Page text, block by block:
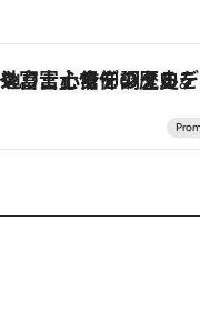
「星のや富士」でデジタルデトックス。冨士信仰の歴史を辿り、心身を調える。